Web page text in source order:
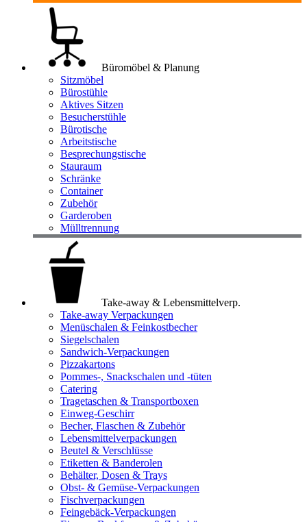
Büromöbel & Planung
Sitzmöbel
Bürostühle
Aktives Sitzen
Besucherstühle
Bürotische
Arbeitstische
Besprechungstische
Stauraum
Schränke
Container
Zubehör
Garderoben
Mülltrennung
Take-away & Lebensmittelverp.
Take-away Verpackungen
Menüschalen & Feinkostbecher
Siegelschalen
Sandwich-Verpackungen
Pizzakartons
Pommes-, Snackschalen und -tüten
Catering
Tragetaschen & Transportboxen
Einweg-Geschirr
Becher, Flaschen & Zubehör
Lebensmittelverpackungen
Beutel & Verschlüsse
Etiketten & Banderolen
Behälter, Dosen & Trays
Obst- & Gemüse-Verpackungen
Fischverpackungen
Feingebäck-Verpackungen